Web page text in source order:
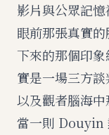
影片與公眾記
眼前那張真實
下來的那個印
實是一場三方
以及觀者腦海中
當一則 Douyin